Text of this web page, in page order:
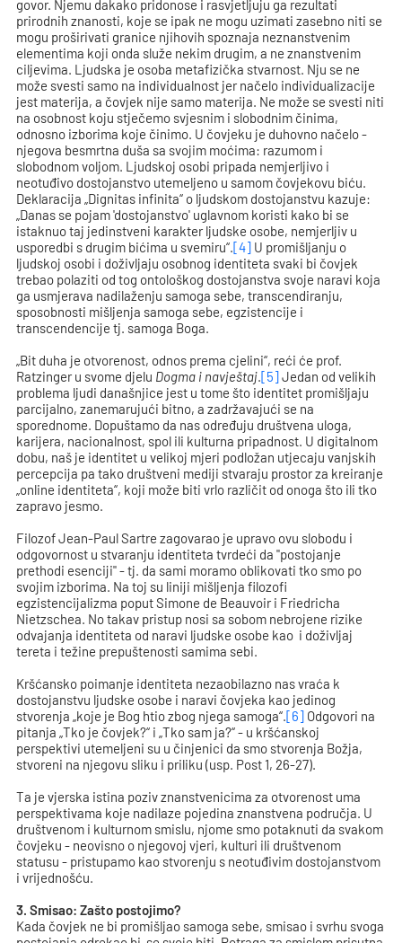
govor. Njemu dakako pridonose i rasvjetljuju ga rezultati
prirodnih znanosti, koje se ipak ne mogu uzimati zasebno niti se
mogu proširivati granice njihovih spoznaja neznanstvenim
elementima koji onda služe nekim drugim, a ne znanstvenim
ciljevima. Ljudska je osoba metafizička stvarnost. Nju se ne
može svesti samo na individualnost jer načelo individualizacije
jest materija, a čovjek nije samo materija. Ne može se svesti niti
na osobnost koju stječemo svjesnim i slobodnim činima,
odnosno izborima koje činimo. U čovjeku je duhovno načelo -
njegova besmrtna duša sa svojim moćima: razumom i
slobodnom voljom. Ljudskoj osobi pripada nemjerljivo i
neotuđivo dostojanstvo utemeljeno u samom čovjekovu biću.
Deklaracija „Dignitas infinita“ o ljudskom dostojanstvu kazuje:
„Danas se pojam 'dostojanstvo' uglavnom koristi kako bi se
istaknuo taj jedinstveni karakter ljudske osobe, nemjerljiv u
usporedbi s drugim bićima u svemiru“.[4] U promišljanju o
ljudskoj osobi i doživljaju osobnog identiteta svaki bi čovjek
trebao polaziti od tog ontološkog dostojanstva svoje naravi koja
ga usmjerava nadilaženju samoga sebe, transcendiranju,
sposobnosti mišljenja samoga sebe, egzistencije i
transcendencije tj. samoga Boga.
„Bit duha je otvorenost, odnos prema cjelini“, reći će prof.
Ratzinger u svome djelu Dogma i navještaj.[5]Jedan od velikih
problema ljudi današnjice jest u tome što identitet promišljaju
parcijalno, zanemarujući bitno, a zadržavajući se na
sporednome. Dopuštamo da nas određuju društvena uloga,
karijera, nacionalnost, spol ili kulturna pripadnost. U digitalnom
dobu, naš je identitet u velikoj mjeri podložan utjecaju vanjskih
percepcija pa tako društveni mediji stvaraju prostor za kreiranje
„online identiteta“, koji može biti vrlo različit od onoga što ili tko
zapravo jesmo.
Filozof Jean-Paul Sartre zagovarao je upravo ovu slobodu i
odgovornost u stvaranju identiteta tvrdeći da "postojanje
prethodi esenciji" - tj. da sami moramo oblikovati tko smo po
svojim izborima. Na toj su liniji mišljenja filozofi
egzistencijalizma poput Simone de Beauvoir i Friedricha
Nietzschea. No takav pristup nosi sa sobom nebrojene rizike
odvajanja identiteta od naravi ljudske osobe kao i doživljaj
tereta i težine prepuštenosti samima sebi.
Kršćansko poimanje identiteta nezaobilazno nas vraća k
dostojanstvu ljudske osobe i naravi čovjeka kao jedinog
stvorenja „koje je Bog htio zbog njega samoga“.[6] Odgovori na
pitanja „Tko je čovjek?“ i „Tko sam ja?“ - u kršćanskoj
perspektivi utemeljeni su u činjenici da smo stvorenja Božja,
stvoreni na njegovu sliku i priliku (usp. Post 1, 26-27).
Ta je vjerska istina poziv znanstvenicima za otvorenost uma
perspektivama koje nadilaze pojedina znanstvena područja. U
društvenom i kulturnom smislu, njome smo potaknuti da svakom
čovjeku - neovisno o njegovoj vjeri, kulturi ili društvenom
statusu - pristupamo kao stvorenju s neotuđivim dostojanstvom
i vrijednošću.
3. Smisao: Zašto postojimo?
Kada čovjek ne bi promišljao samoga sebe, smisao i svrhu svoga